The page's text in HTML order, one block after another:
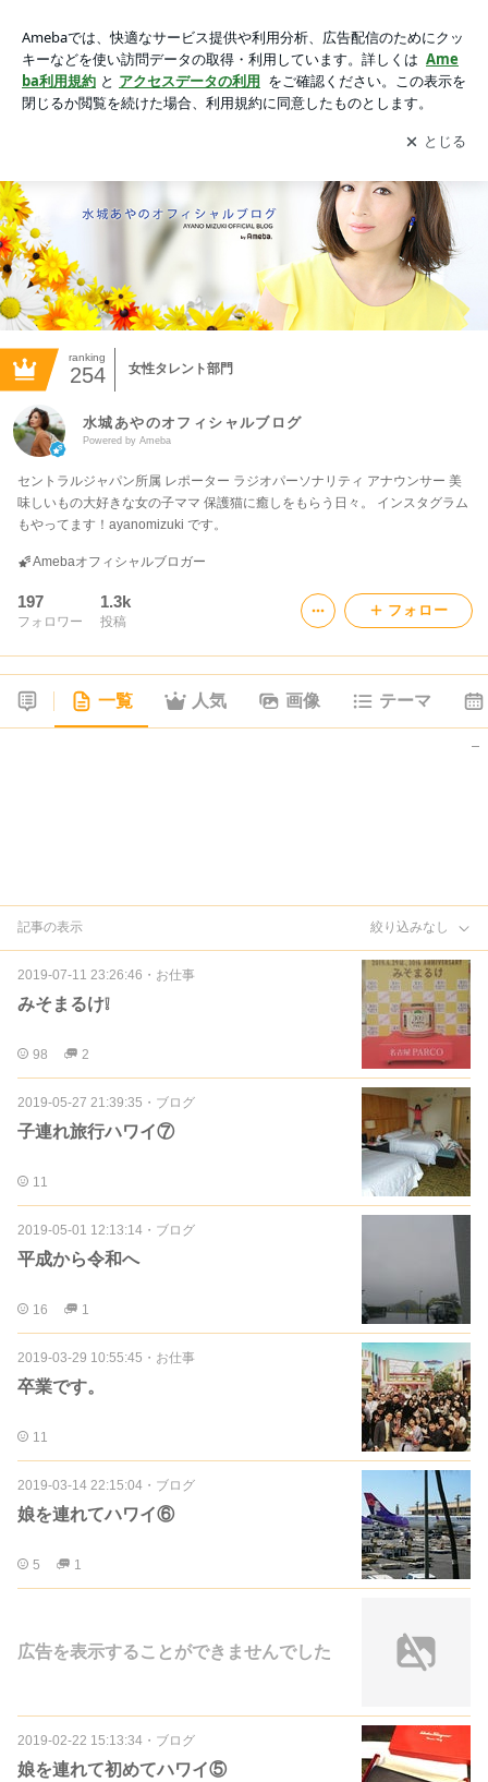
アプリをダウンロードして ブログの更新通知
を受け取りまし
ょう。
開く
ranking
254 女性タレント部門
水城あやのオフィシャルブログ
Powered by Ameba
セントラルジャパン所属 レポーター ラジオパーソナリティ アナウンサー 美
味しいもの大好きな女の子ママ 保護猫に癒しをもらう日々。 インスタグラム
もやってます！ayanomizuki です。
Amebaオフィシャルブロガー
197
フォロワー
1.3k
投稿
フォロー
一覧 人気 画像 テーマ
記事の表示 絞り込みなし
2019-07-11 23:26:46 ・ お仕事
みそまるけ❕
98 2
2019-05-27 21:39:35 ・ ブログ
子連れ旅行ハワイ⑦
11
2019-05-01 12:13:14 ・ ブログ
平成から令和へ
16 1
2019-03-29 10:55:45 ・ お仕事
卒業です。
11
2019-03-14 22:15:04 ・ ブログ
娘を連れてハワイ⑥
5 1
広告を表示することができませんでした
2019-02-22 15:13:34 ・ ブログ
娘を連れて初めてハワイ⑤